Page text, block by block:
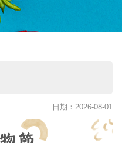
日期：2026-08-01